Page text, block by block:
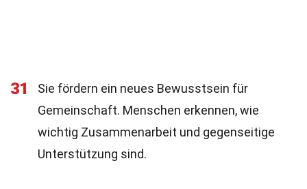
31
Sie fördern ein neues Bewusstsein für
Gemeinschaft. Menschen erkennen, wie
wichtig Zusammenarbeit und gegenseitige
Unterstützung sind.